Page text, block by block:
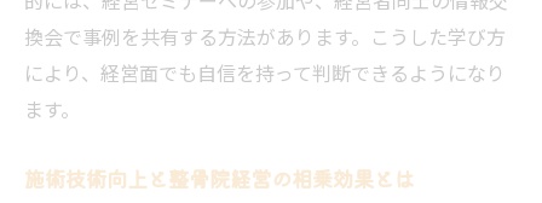
換会で事例を共有する方法があります。こうした学び方
により、経営面でも自信を持って判断できるようになり
ます。
施術技術向上と整骨院経営の相乗効果とは